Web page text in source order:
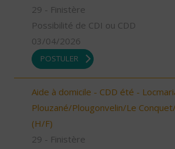
29 - Finistère
Possibilité de CDI ou CDD
03/04/2026
POSTULER
Aide à domicile - CDD été -
Plouzané/Plougonvelin/Le
(H/F)
29 - Finistère